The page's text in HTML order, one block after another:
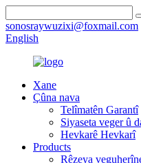
sonosraywuzixi@foxmail.com
English
Xane
Çûna nava
Telîmatên Garantî
Siyaseta veger û
Hevkarê Hevkarî
Products
Rêzeya